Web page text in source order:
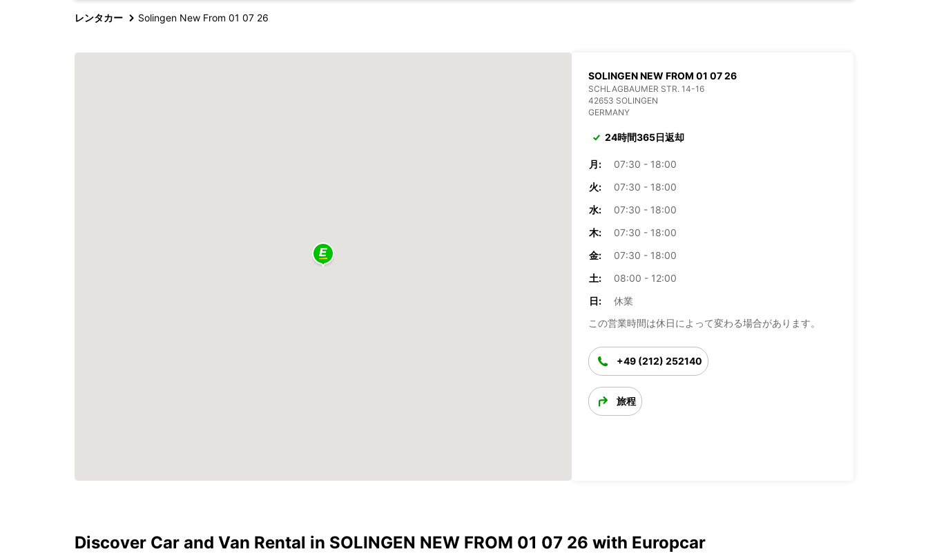
レンタカー Solingen New From 01 07 26
SOLINGEN NEW FROM 01 07 26
SCHLAGBAUMER STR. 14-16
42653 SOLINGEN
GERMANY
24時間365日返却
月:
07:30 - 18:00
火:
07:30 - 18:00
水:
07:30 - 18:00
木:
07:30 - 18:00
金:
07:30 - 18:00
土:
08:00 - 12:00
日:
休業
この営業時間は休日によって変わる場合があります。
+49 (212) 252140
旅程
Discover Car and Van Rental in SOLINGEN NEW FROM 01 07 26 with Europcar